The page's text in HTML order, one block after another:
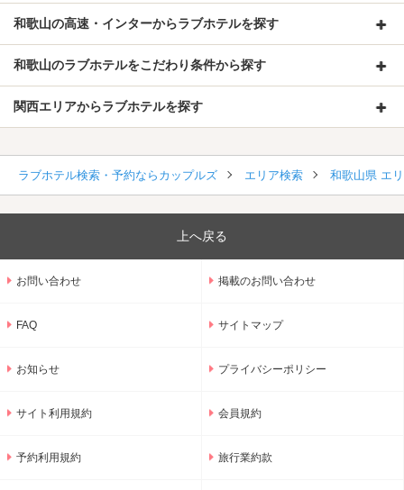
和歌山の高速・インターからラブホテルを探す
和歌山のラブホテルをこだわり条件から探す
関西エリアからラブホテルを探す
ラブホテル検索・予約ならカップルズ エリア検索 和歌山県 エ
上へ戻る
お問い合わせ 掲載のお問い合わせ
FAQ サイトマップ
お知らせ プライバシーポリシー
サイト利用規約 会員規約
予約利用規約 旅行業約款